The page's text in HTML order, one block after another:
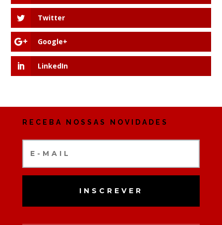
Twitter
Google+
LinkedIn
RECEBA NOSSAS NOVIDADES
INSCREVER